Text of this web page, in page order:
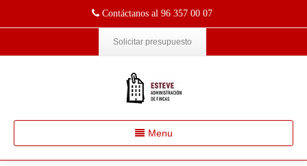
Contáctanos al 96 357 00 07
Solicitar presupuesto
Menu